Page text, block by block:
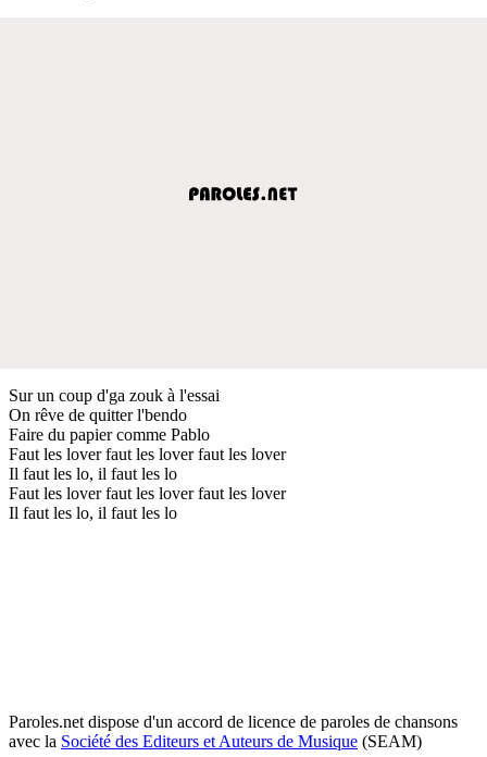
Sur un coup d'ga zouk à l'essai
On rêve de quitter l'bendo
Faire du papier comme Pablo
Faut les lover faut les lover faut les lover
Il faut les lo, il faut les lo
Faut les lover faut les lover faut les lover
Il faut les lo, il faut les lo
Paroles.net dispose d'un accord de licence de paroles de chansons
avec la Société des Editeurs et Auteurs de Musique (SEAM)